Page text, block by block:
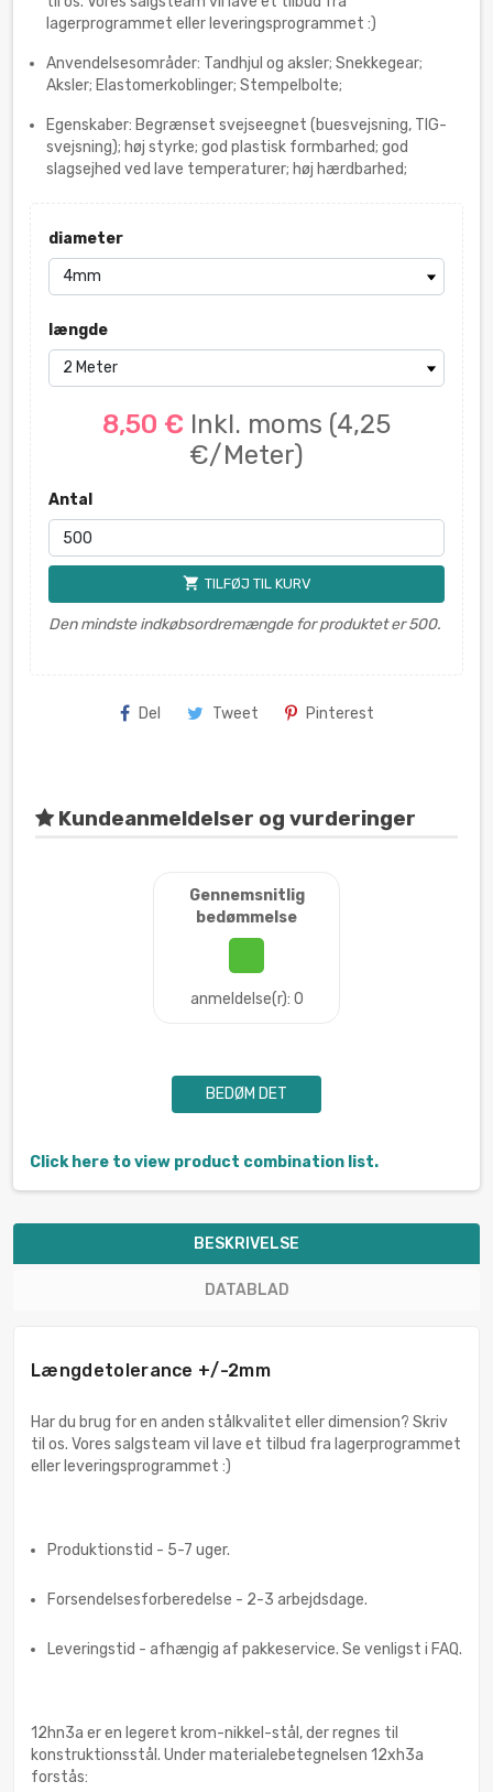
lagerprogrammet eller leveringsprogrammet :)
Anvendelsesområder: Tandhjul og aksler; Snekkegear;
Aksler; Elastomerkoblinger; Stempelbolte;
Egenskaber: Begrænset svejseegnet (buesvejsning, TIG-
svejsning); høj styrke; god plastisk formbarhed; god
slagsejhed ved lave temperaturer; høj hærdbarhed;
diameter
længde
8,50 € Inkl. moms (4,25
€/Meter)
Antal
shopping_cart TILFØJ TIL KURV
Den mindste indkøbsordremængde for produktet er 500.
Del Tweet Pinterest
Kundeanmeldelser og vurderinger
Gennemsnitlig
bedømmelse
anmeldelse(r): 0
BEDØM DET
Click here to view product combination list.
BESKRIVELSE
DATABLAD
Længdetolerance +/-2mm
Har du brug for en anden stålkvalitet eller dimension? Skriv
til os. Vores salgsteam vil lave et tilbud fra lagerprogrammet
eller leveringsprogrammet :)
Produktionstid - 5-7 uger.
Forsendelsesforberedelse - 2-3 arbejdsdage.
Leveringstid - afhængig af pakkeservice. Se venligst i FAQ.
12hn3a er en legeret krom-nikkel-stål, der regnes til
konstruktionsstål. Under materialebetegnelsen 12xh3a
forstås: